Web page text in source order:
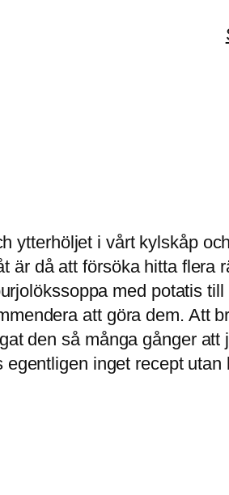
ytterhöljet i vårt kylskåp
är då att försöka hitta flera
med potatis
att göra dem. Att
den så många gånger
inget recept utan